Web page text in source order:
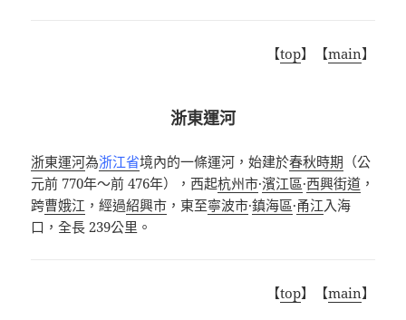
【top】【main】
浙東運河
浙東運河為浙江省境內的一條運河，始建於春秋時期 （公
元前 770年～前 476年），西起杭州市·濱江區·西興街道 ，
跨曹娥江 ，經過紹興市 ，東至寧波市·鎮海區·甬江入海
口，全長 239公里。
【top】【main】